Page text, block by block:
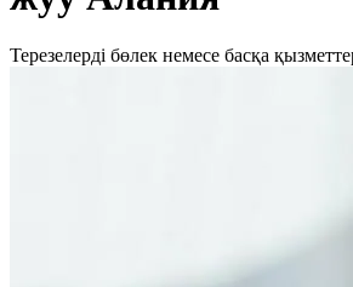
Терезелерді бөлек немесе басқа